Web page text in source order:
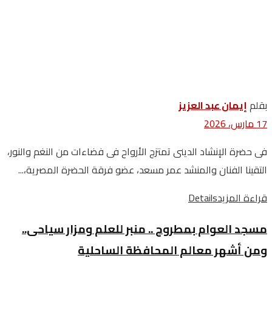
بقلمإيمان عبد العزيز
17 مارس، 2026
‬التقينا‭ ‬الفنان‭ ‬والمنشد‭ ‬عمر‭ ‬مسعد،‭ ‬عضو‭ ‬فرقة‭ ‬الحضرة‭ ‬المصرية،‭...
قراءة المزيدDetails
مسجد العوام بمطروح .. منبر للعلم ومزار سياحى..
ومن أشهر معالم المحافظة الساحلية